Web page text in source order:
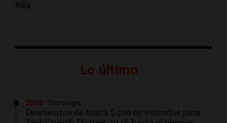
Asia
Lo último
22:03 Tecnología
Descuentos de hasta $400 en entradas para